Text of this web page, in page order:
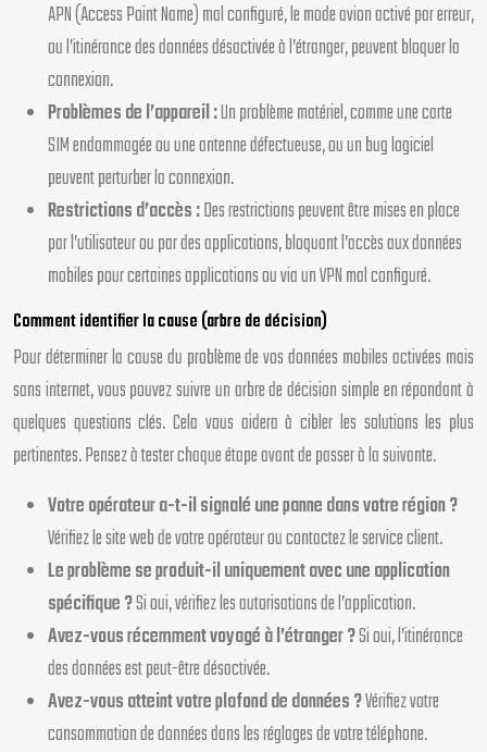
APN (Access Point Name) mal configuré, le mode avion activé par erreur,
ou l’itinérance des données désactivée à l’étranger, peuvent bloquer la
connexion.
Problèmes de l’appareil :Un problème matériel, comme une carte
SIM endommagée ou une antenne défectueuse, ou un bug logiciel
peuvent perturber la connexion.
Restrictions d’accès :Des restrictions peuvent être mises en place
par l’utilisateur ou par des applications, bloquant l’accès aux données
mobiles pour certaines applications ou via un VPN mal configuré.
Comment identifier la cause (arbre de décision)
Pour déterminer la cause du problème de vos données mobiles activées mais
sans internet, vous pouvez suivre un arbre de décision simple en répondant à
quelques questions clés. Cela vous aidera à cibler les solutions les plus
pertinentes. Pensez à tester chaque étape avant de passer à la suivante.
Votre opérateur a-t-il signalé une panne dans votre région ?
Vérifiez le site web de votre opérateur ou contactez le service client.
Le problème se produit-il uniquement avec une application
spécifique ?Si oui, vérifiez les autorisations de l’application.
Avez-vous récemment voyagé à l’étranger ?Si oui, l’itinérance
des données est peut-être désactivée.
Avez-vous atteint votre plafond de données ?Vérifiez votre
consommation de données dans les réglages de votre téléphone.